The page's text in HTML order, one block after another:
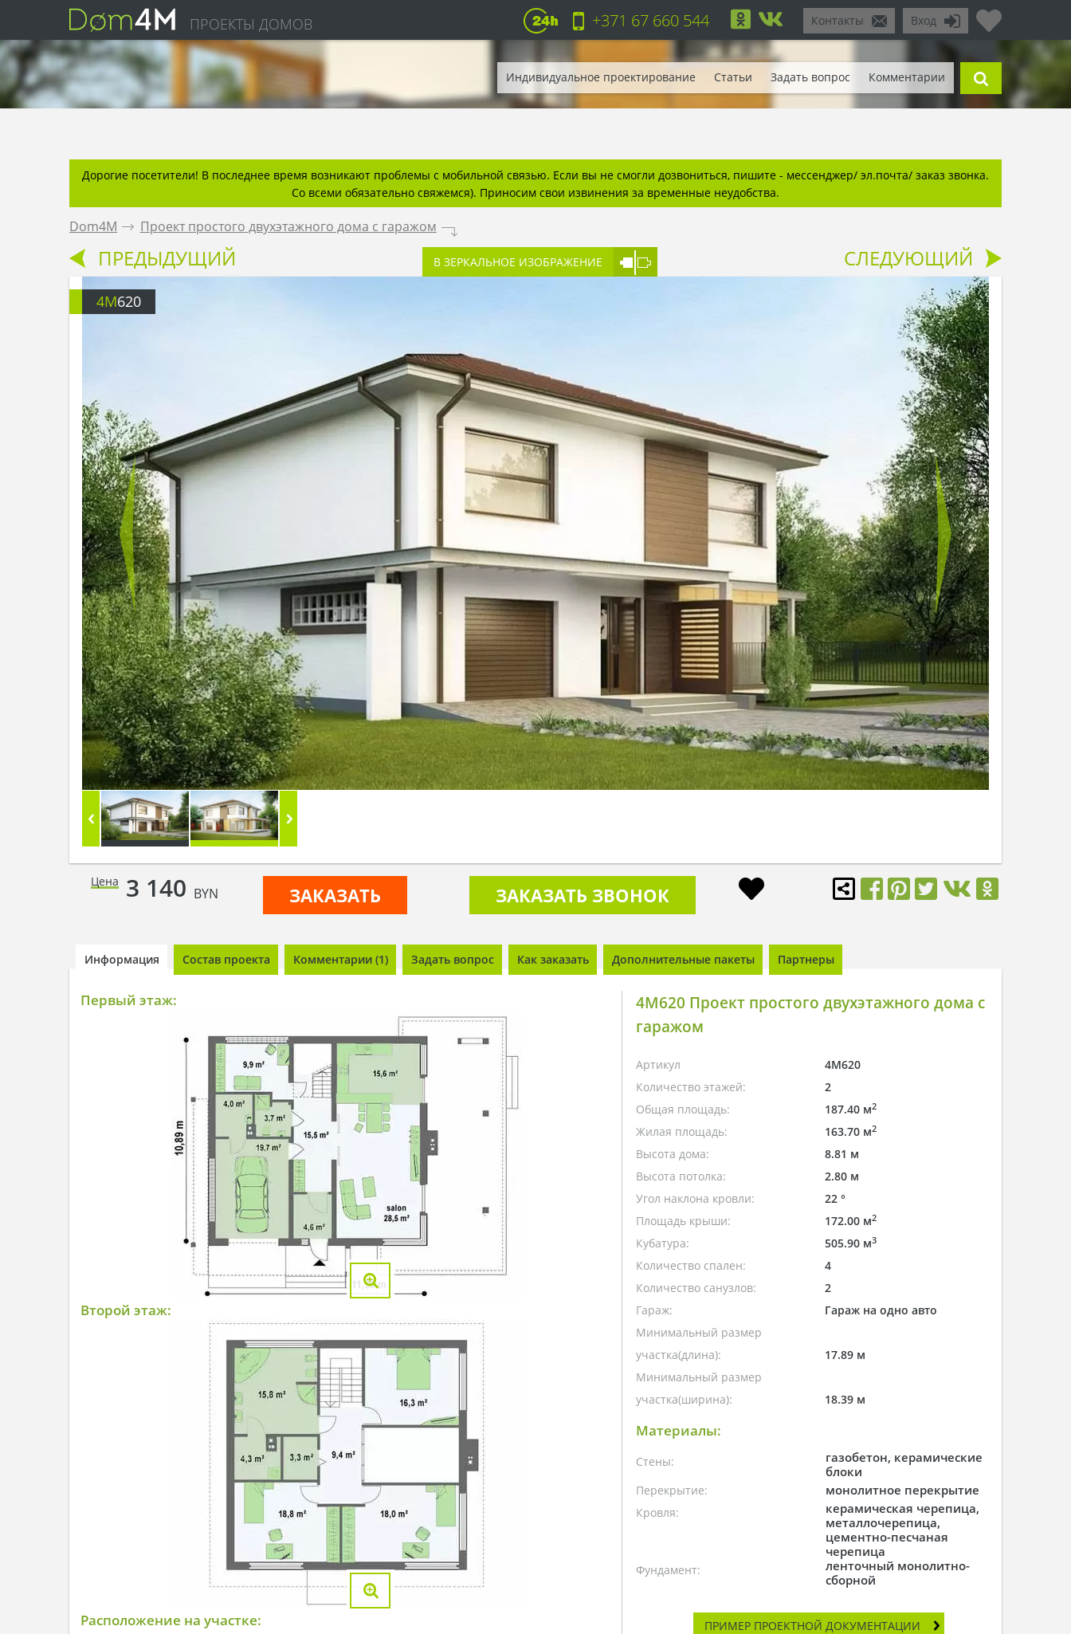
ПРОЕКТЫ ДОМОВ Вход
Контакты
+371 67 660 544
Индивидуальное проектирование Статьи Задать вопрос Комментарии
Дорогие посетители! В последнее время возникают проблемы с мобильной связью. Если вы не смогли дозвониться, пишите - мессенджер/ эл.почта/ заказ звонка.
Со всеми обязательно свяжемся). Приносим свои извинения за временные неудобства.
Dom4M . Проект простого двухэтажного дома с гаражом .
ПРЕДЫДУЩИЙ В ЗЕРКАЛЬНОЕ ИЗОБРАЖЕНИЕ СЛЕДУЮЩИЙ
4M620
Цена 3 140 BYN ЗАКАЗАТЬ ЗАКАЗАТЬ ЗВОНОК
Информация Состав проекта Комментарии (1) Задать вопрос Как заказать Дополнительные пакеты Партнеры
Первый этаж:
Второй этаж:
Расположение на участке:
4M620 Проект простого двухэтажного дома с
гаражом
Артикул
4M620
Количество этажей:
2
Общая площадь:
187.40 м2
Жилая площадь: 163.70 м2
Высота дома:
8.81 м
Высота потолка:
2.80 м
Угол наклона кровли:
22 °
Площадь крыши:
172.00 м2
Кубатура: 505.90 м3
Количество спален:
4
Количество санузлов:
2
Гараж:
Гараж на одно авто
Минимальный размер
участка(длина):
17.89 м
Минимальный размер
участка(ширина):
18.39 м
Материалы:
Стены:
газобетон, керамические
блоки
Перекрытие: монолитное перекрытие
Кровля:
керамическая черепица,
металлочерепица,
цементно-песчаная
черепица
Фундамент:
ленточный монолитно-
сборной
ПРИМЕР ПРОЕКТНОЙ ДОКУМЕНТАЦИИ